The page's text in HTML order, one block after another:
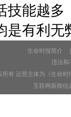
能越多
是有利
生命时报简介
违法和
有 运营主体为《生命
互联网新闻信